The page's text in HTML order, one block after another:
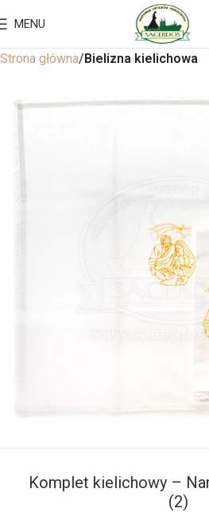
MENU
Strona główna Bielizna kielichowa
Komplet kielichowy –
(2)